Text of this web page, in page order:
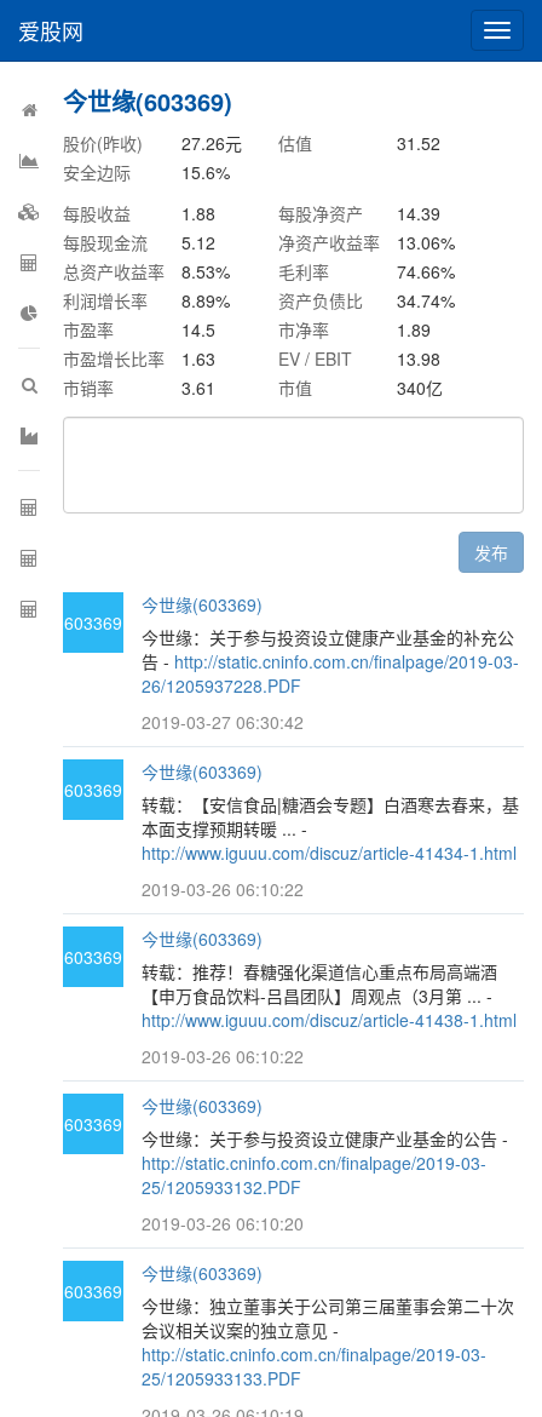
切
换
爱股网
今世缘(603369)
股价(昨收) 27.26元 估值
31.52
安全边际
15.6%
每股收益
1.88 每股净资产
14.39
每股现金流
5.12 净资产收益率 13.06%
总资产收益率
8.53% 毛利率 74.66%
利润增长率
8.89% 资产负债比 34.74%
市盈率
14.5 市净率
1.89
市盈增长比率
1.63 EV / EBIT
13.98
市销率
3.61 市值 340亿
发布
603369
今世缘(603369)
今世缘：关于参与投资设立健康产业基金的补充公
告 - http://static.cninfo.com.cn/finalpage/2019-03-
26/1205937228.PDF
2019-03-27 06:30:42
603369
今世缘(603369)
转载：【安信食品|糖酒会专题】白酒寒去春来，基
本面支撑预期转暖 ... -
http://www.iguuu.com/discuz/article-41434-1.html
2019-03-26 06:10:22
603369
今世缘(603369)
转载：推荐！春糖强化渠道信心重点布局高端酒
【申万食品饮料-吕昌团队】周观点（3月第 ... -
http://www.iguuu.com/discuz/article-41438-1.html
2019-03-26 06:10:22
603369
今世缘(603369)
今世缘：关于参与投资设立健康产业基金的公告 -
http://static.cninfo.com.cn/finalpage/2019-03-
25/1205933132.PDF
2019-03-26 06:10:20
603369
今世缘(603369)
今世缘：独立董事关于公司第三届董事会第二十次
会议相关议案的独立意见 -
http://static.cninfo.com.cn/finalpage/2019-03-
25/1205933133.PDF